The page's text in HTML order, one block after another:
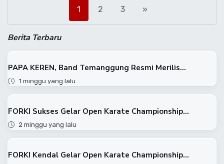
1 2 3 »
Berita Terbaru
PAPA KEREN, Band Temanggung Resmi Merilis...
1 minggu yang lalu
FORKI Sukses Gelar Open Karate Championship...
2 minggu yang lalu
FORKI Kendal Gelar Open Karate Championship...